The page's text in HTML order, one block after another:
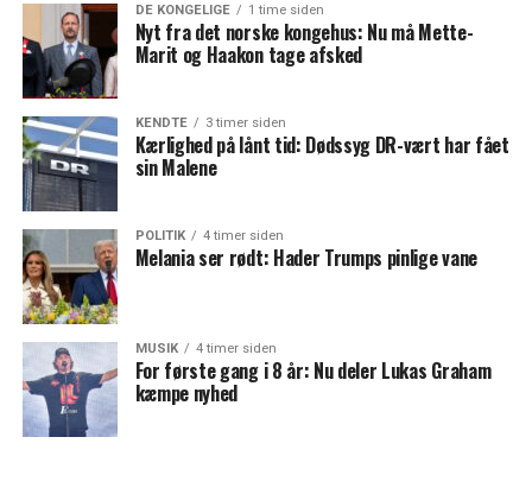
DE KONGELIGE 1 time siden
Nyt fra det norske kongehus: Nu må Mette-
Marit og Haakon tage afsked
KENDTE 3 timer siden
Kærlighed på lånt tid: Dødssyg DR-vært har fået
sin Malene
POLITIK 4 timer siden
Melania ser rødt: Hader Trumps pinlige vane
MUSIK 4 timer siden
For første gang i 8 år: Nu deler Lukas Graham
kæmpe nyhed